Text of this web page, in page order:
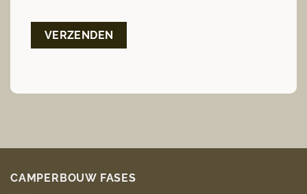
CAMPERBOUW FASES